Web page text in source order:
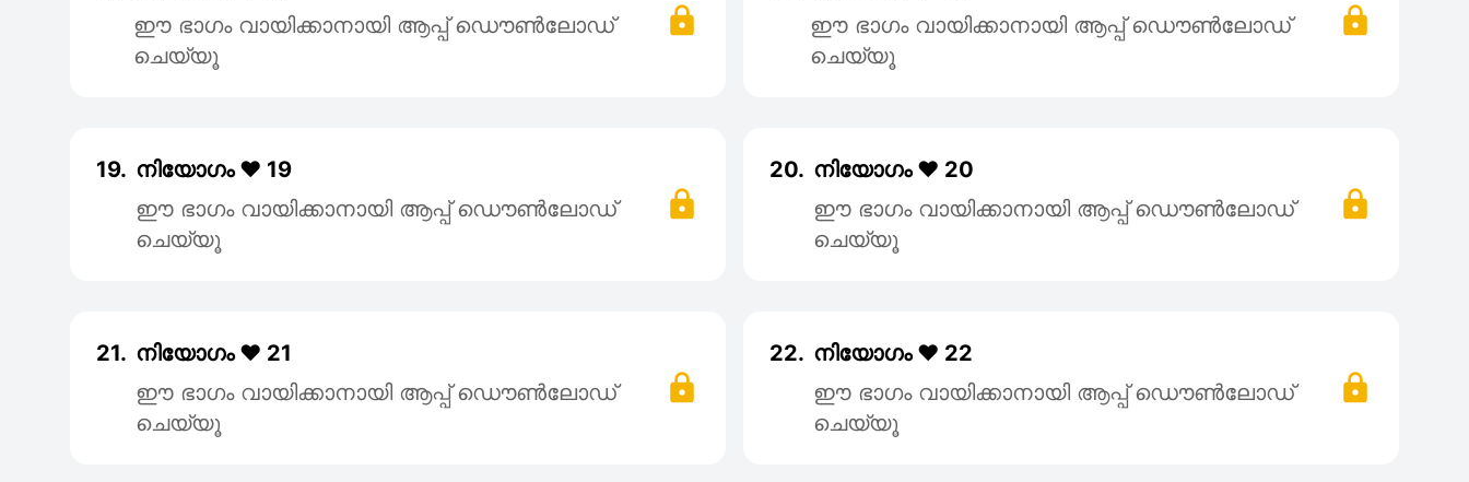
ഈ ഭാഗം വായിക്കാനായി ആപ്പ് ഡൌൺലോഡ്
ചെയ്യൂ
ഈ ഭാഗം വായിക്കാനായി ആപ്പ് ഡൌൺലോഡ്
ചെയ്യൂ
19. നിയോഗം ❤️ 19
ഈ ഭാഗം വായിക്കാനായി ആപ്പ് ഡൌൺലോഡ്
ചെയ്യൂ
20. നിയോഗം ❤️ 20
ഈ ഭാഗം വായിക്കാനായി ആപ്പ് ഡൌൺലോഡ്
ചെയ്യൂ
21. നിയോഗം ❤️ 21
ഈ ഭാഗം വായിക്കാനായി ആപ്പ് ഡൌൺലോഡ്
ചെയ്യൂ
22. നിയോഗം ❤️ 22
ഈ ഭാഗം വായിക്കാനായി ആപ്പ് ഡൌൺലോഡ്
ചെയ്യൂ